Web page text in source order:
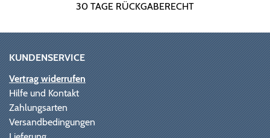
30 TAGE RÜCKGABERECHT
KUNDENSERVICE
Vertrag widerrufen
Hilfe und Kontakt
Zahlungsarten
Versandbedingungen